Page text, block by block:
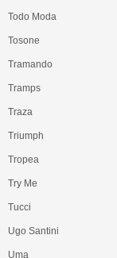
Todo Moda
Tosone
Tramando
Tramps
Traza
Triumph
Tropea
Try Me
Tucci
Ugo Santini
Uma